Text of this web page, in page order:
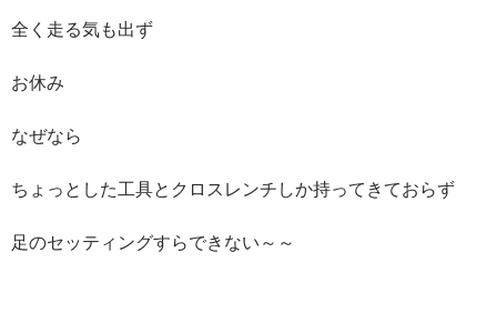
全く走る気も出ず
お休み
なぜなら
ちょっとした工具とクロスレンチしか持ってきておらず
足のセッティングすらできない～～